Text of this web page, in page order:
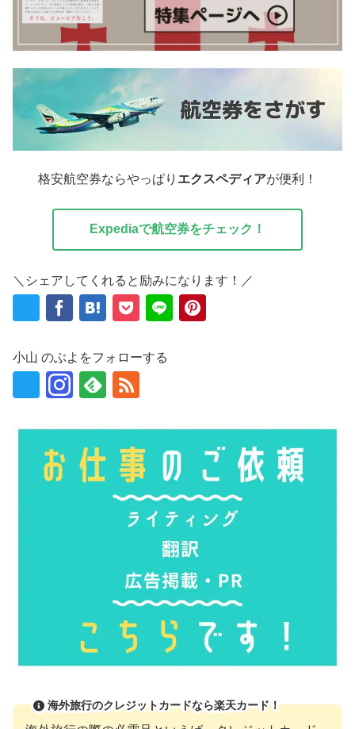
格安航空券ならやっぱり エクスペディアが便利！
Expediaで航空券をチェック！
＼シェアしてくれると励みになります！／
小山 のぶよをフォローする
海外旅行のクレジットカードなら楽天カード！